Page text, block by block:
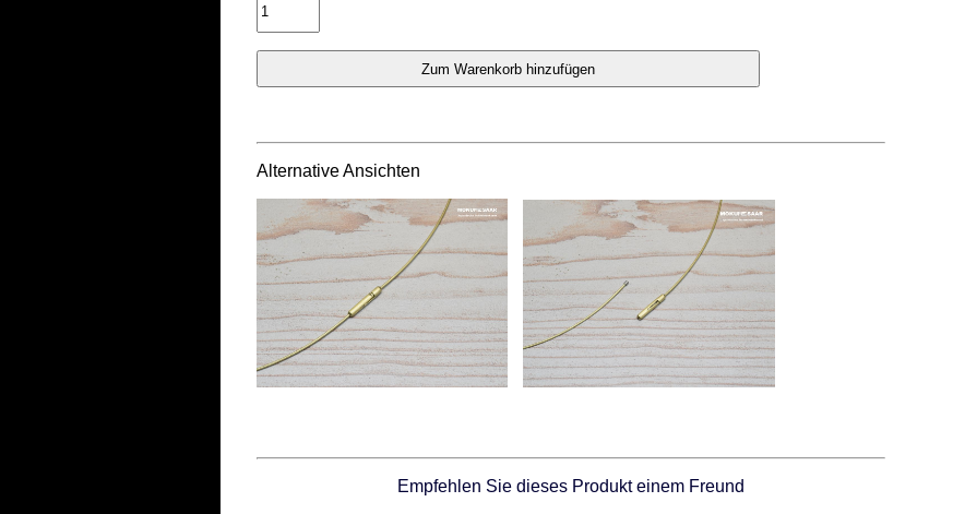
Alternative Ansichten
Empfehlen Sie dieses Produkt einem Freund